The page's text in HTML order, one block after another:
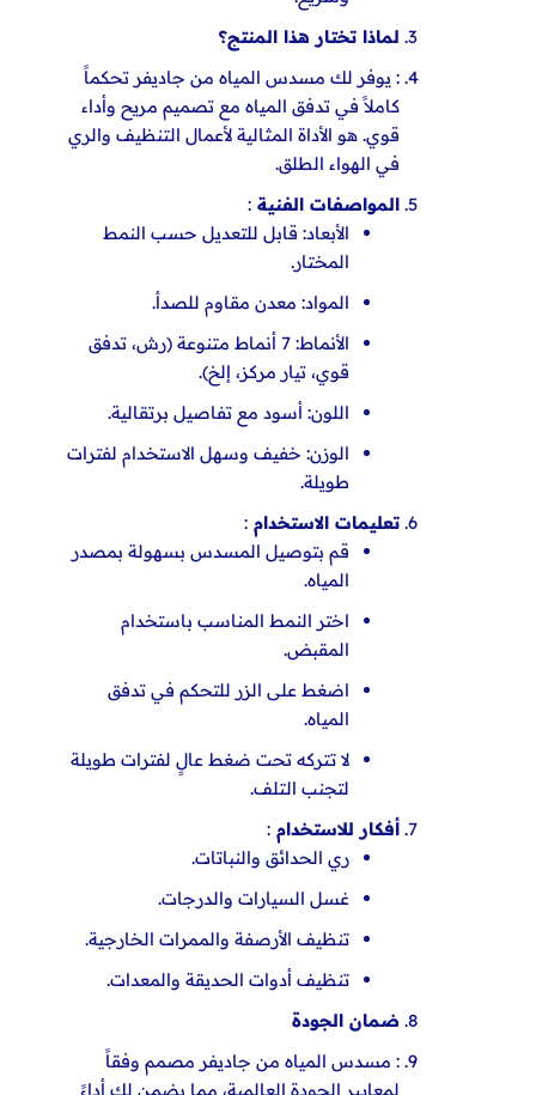
لماذا تختار هذا المنتج؟
: يوفر لك مسدس المياه من جاديفر تحكماً
كاملاً في تدفق المياه مع تصميم مريح وأداء
قوي. هو الأداة المثالية لأعمال التنظيف والري
فيالهواء الطلق.
المواصفات الفنية :
الأبعاد: قابل للتعديل حسب النمط
المختار.
المواد: معدن مقاوم للصدأ.
الأنماط: 7 أنماط متنوعة (رش، تدفق
قوي، تيار مركز، إلخ).
اللون: أسود مع تفاصيل برتقالية.
الوزن: خفيف وسهل الاستخدام لفترات
طويلة.
تعليمات الاستخدام :
قم بتوصيل المسدس بسهولة بمصدر
المياه.
اختر النمط المناسب باستخدام
المقبض.
اضغط على الزر للتحكم في تدفق
المياه.
لا تتركه تحت ضغط عالٍ لفترات طويلة
لتجنب التلف.
أفكار للاستخدام :
ري الحدائق والنباتات.
غسل السيارات والدرجات.
تنظيف الأرصفة والممرات الخارجية.
تنظيف أدوات الحديقة والمعدات.
ضمان الجودة
: مسدس المياه من جاديفر مصمم وفقاً
لمعايير الجودة العالمية، مما يضمن لك أداءً